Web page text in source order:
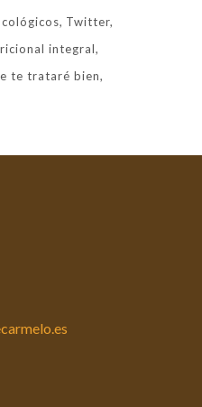
Twitter
integral
te trataré bien